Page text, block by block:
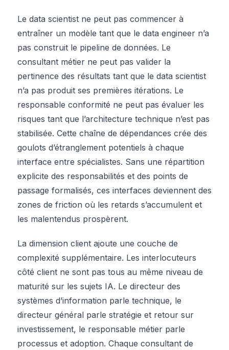
Le data scientist ne peut pas commencer à
entraîner un modèle tant que le data engineer n’a
pas construit le pipeline de données. Le
consultant métier ne peut pas valider la
pertinence des résultats tant que le data scientist
n’a pas produit ses premières itérations. Le
responsable conformité ne peut pas évaluer les
risques tant que l’architecture technique n’est pas
stabilisée. Cette chaîne de dépendances crée des
goulots d’étranglement potentiels à chaque
interface entre spécialistes. Sans une répartition
explicite des responsabilités et des points de
passage formalisés, ces interfaces deviennent des
zones de friction où les retards s’accumulent et
les malentendus prospèrent.
La dimension client ajoute une couche de
complexité supplémentaire. Les interlocuteurs
côté client ne sont pas tous au même niveau de
maturité sur les sujets IA. Le directeur des
systèmes d’information parle technique, le
directeur général parle stratégie et retour sur
investissement, le responsable métier parle
processus et adoption. Chaque consultant de